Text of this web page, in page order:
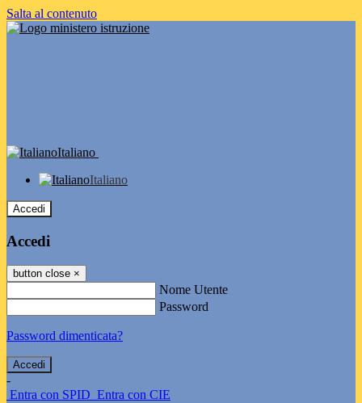
Salta al contenuto
Italiano
Italiano
Accedi
Accedi
button close ×
Nome Utente
Password
Password dimenticata?
-
Entra con SPID Entra con CIE